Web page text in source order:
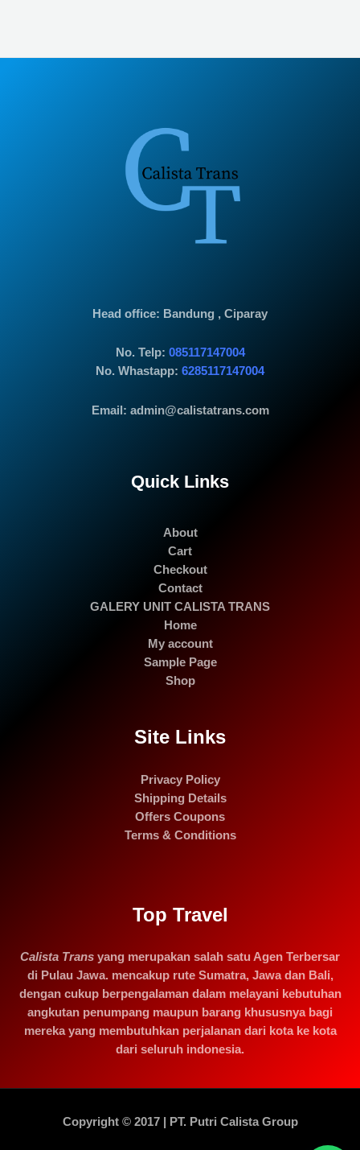
Head office: Bandung , Ciparay
No. Telp: 085117147004
No. Whastapp: 6285117147004
Email: admin@calistatrans.com
Quick Links
About
Cart
Checkout
Contact
GALERY UNIT CALISTA TRANS
Home
My account
Sample Page
Shop
Site Links
Privacy Policy
Shipping Details
Offers Coupons
Terms & Conditions
Top Travel
Calista Trans yang merupakan salah satu Agen Terbersar
di Pulau Jawa. mencakup rute Sumatra, Jawa dan Bali,
dengan cukup berpengalaman dalam melayani kebutuhan
angkutan penumpang maupun barang khususnya bagi
mereka yang membutuhkan perjalanan dari kota ke kota
dari seluruh indonesia.
Copyright © 2017 | PT. Putri Calista Group